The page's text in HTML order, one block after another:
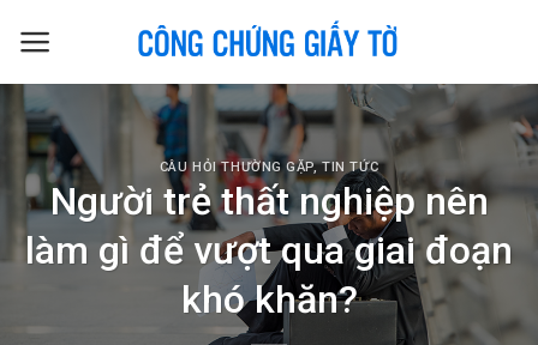
CÂU HỎI THƯỜNG GẶP,TIN TỨC
Người trẻ thất nghiệp nên
làm gì để vượt qua giai đoạn
khó khăn?